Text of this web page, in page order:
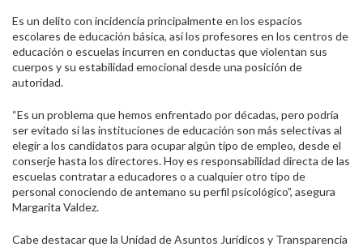
Es un delito con incidencia principalmente en los espacios
escolares de educación básica, así los profesores en los centros de
educación o escuelas incurren en conductas que violentan sus
cuerpos y su estabilidad emocional desde una posición de
autoridad.
“Es un problema que hemos enfrentado por décadas, pero podría
ser evitado sí las instituciones de educación son más selectivas al
elegir a los candidatos para ocupar algún tipo de empleo, desde el
conserje hasta los directores. Hoy es responsabilidad directa de las
escuelas contratar a educadores o a cualquier otro tipo de
personal conociendo de antemano su perfil psicológico”, asegura
Margarita Valdez.
Cabe destacar que la Unidad de Asuntos Jurídicos y Transparencia